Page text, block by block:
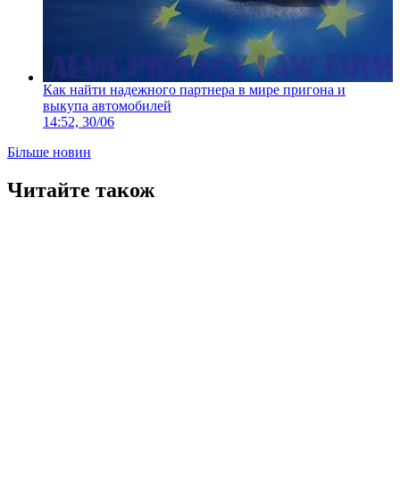
Как найти надежного партнера в мире пригона и
выкупа автомобилей
14:52, 30/06
Більше новин
Читайте також